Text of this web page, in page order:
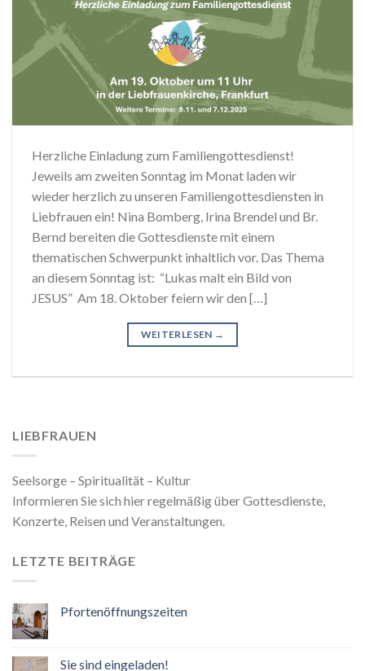
Herzliche Einladung zum Familiengottesdienst!
Jeweils am zweiten Sonntag im Monat laden wir
wieder herzlich zu unseren Familiengottesdiensten in
Liebfrauen ein! Nina Bomberg, Irina Brendel und Br.
Bernd bereiten die Gottesdienste mit einem
thematischen Schwerpunkt inhaltlich vor. Das Thema
an diesem Sonntag ist: “Lukas malt ein Bild von
JESUS” Am 18. Oktober feiern wir den […]
WEITERLESEN →
LIEBFRAUEN
Seelsorge – Spiritualität – Kultur
Informieren Sie sich hier regelmäßig über Gottesdienste,
Konzerte, Reisen und Veranstaltungen.
LETZTE BEITRÄGE
Pfortenöffnungszeiten
Sie sind eingeladen!